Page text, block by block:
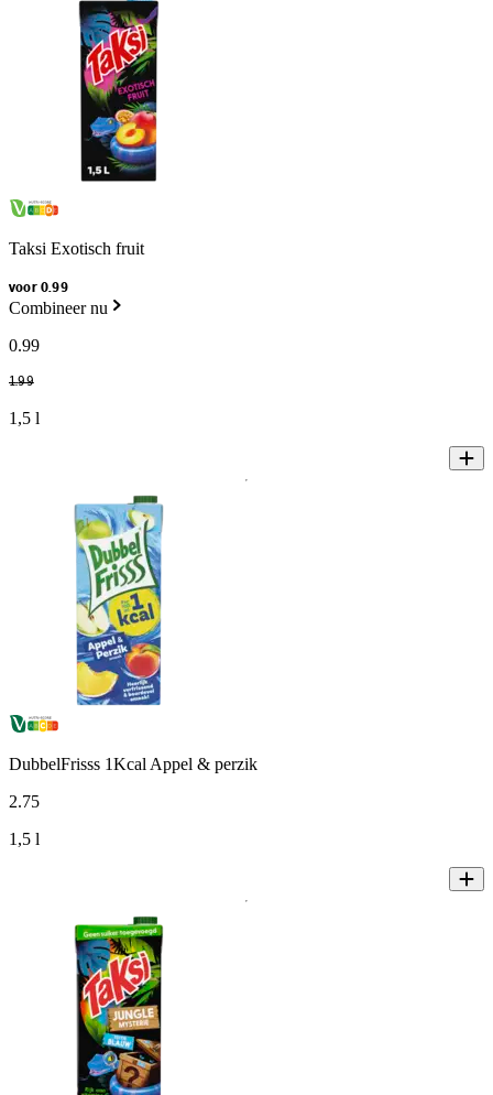
Taksi Exotisch fruit
voor 0.99
Combineer nu
0.99
1.99
1,5 l
DubbelFrisss 1Kcal Appel & perzik
2.75
1,5 l